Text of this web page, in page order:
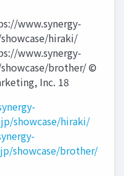
www.synergy-
hiraki/
www.synergy-
brother/ ©
Inc. 18
showcase/hiraki/
showcase/brother/